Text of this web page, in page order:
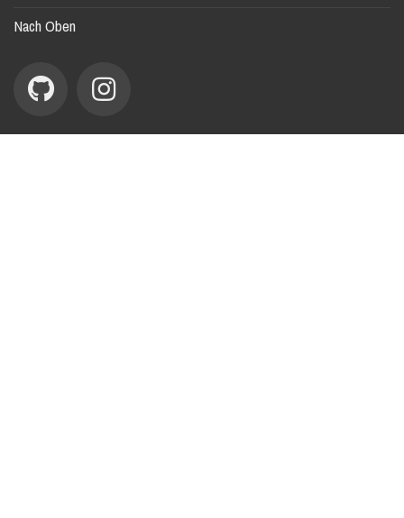
Nach Oben